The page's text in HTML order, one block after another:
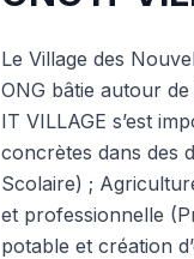
Le Village des
ONG bâtie autour
IT VILLAGE s’est
concrètes dans des
Scolaire) ;
et professionnelle
potable et création